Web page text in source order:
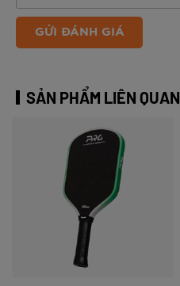
GỬI ĐÁNH GIÁ
SẢN PHẨM LIÊN QUAN